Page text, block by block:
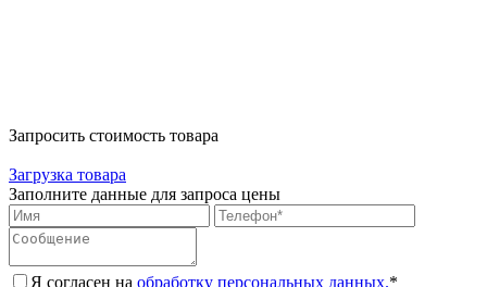
Запросить стоимость товара
Загрузка товара
Заполните данные для запроса цены
Я согласен на обработку персональных данных.*